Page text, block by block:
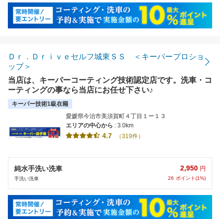
Ｄｒ．Ｄｒｉｖｅセルフ城東ＳＳ ＜キーパープロショ
ップ＞
当店は、キーパーコーティング技術認定店です。洗車・コ
ーティングの事なら当店にお任せ下さい♪
キーパー技術1級在籍
愛媛県今治市美須賀町４丁目１ー１３
エリアの中心から : 3.0km
4.7 （319件）
純水手洗い洗車
手洗い洗車
2,950 円
26 ポイント(1%)